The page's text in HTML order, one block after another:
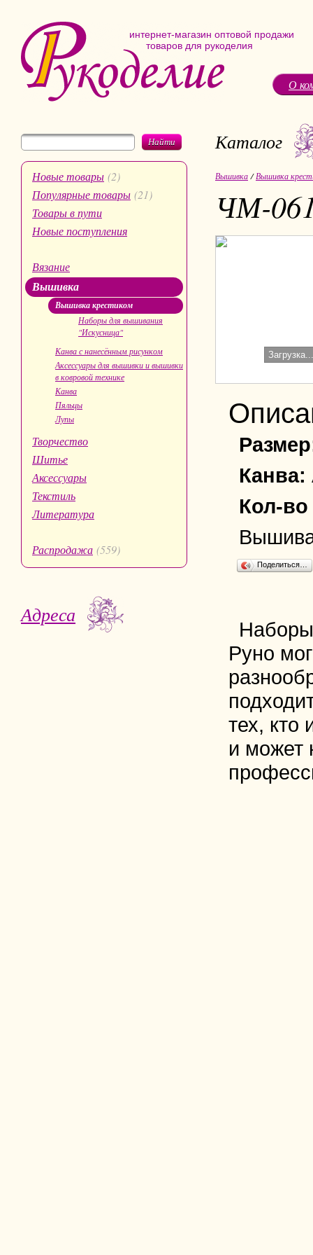
интернет-магазин оптовой продажи
товаров для рукоделия
О
Найти
Новые товары (2)
Популярные товары (21)
Товары в пути
Новые поступления
Вязание
Вышивка
Вышивка крестиком
Наборы для вышивания
"Искусница"
Канва с нанесённым рисунком
Аксессуары для вышивки и вышивки
в ковровой технике
Канва
Пяльцы
Лупы
Творчество
Шитье
Аксессуары
Текстиль
Литература
Распродажа (559)
Адреса
Каталог
Вышивка /Вышивка
ЧМ-
Канва:
Кол-
Поделиться…
Руно
тех, кто
и может